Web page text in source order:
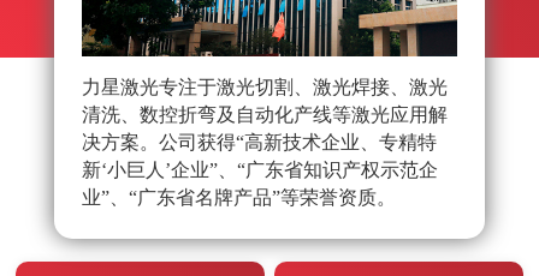
力星激光专注于激光切割、激光焊接、激光
清洗、数控折弯及自动化产线等激光应用解
决方案。公司获得“高新技术企业、专精特
新‘小巨人’企业”、“广东省知识产权示范企
业”、“广东省名牌产品”等荣誉资质。